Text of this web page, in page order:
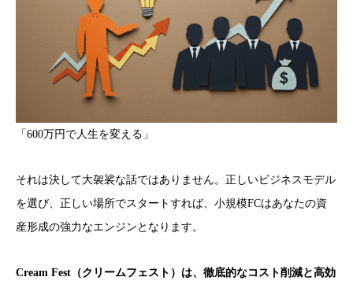
「600万円で人生を変える」
それは決して大袈裟な話ではありません。正しいビジネスモデル
を選び、正しい場所でスタートすれば、小規模FCはあなたの資
産形成の強力なエンジンとなります。
Cream Fest（クリームフェスト）は、徹底的なコスト削減と高効